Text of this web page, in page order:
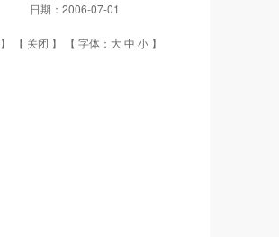
日期： 2006-07-01
】 【 关闭 】 【 字体： 大中 小 】